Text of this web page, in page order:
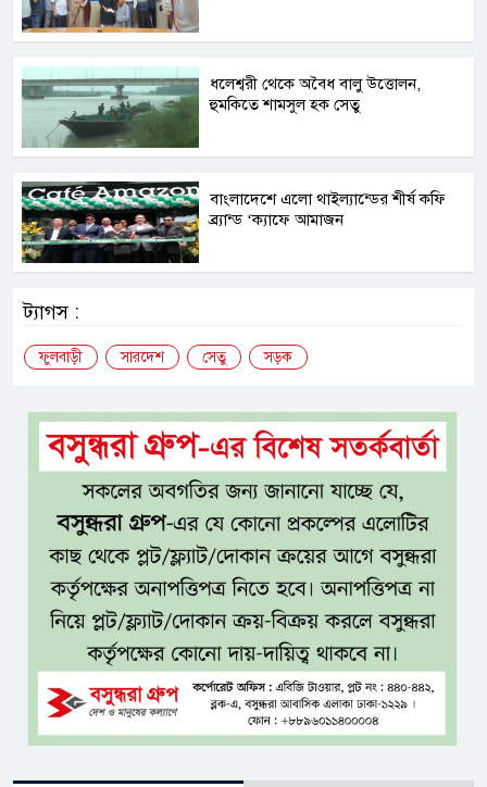
ধলেশ্বরী থেকে অবৈধ বালু উত্তোলন,
হুমকিতে শামসুল হক সেতু
বাংলাদেশে এলো থাইল্যান্ডের শীর্ষ কফি
ব্র্যান্ড ‘ক্যাফে আমাজন
ট্যাগস :
ফুলবাড়ী সারদেশ সেতু সড়ক